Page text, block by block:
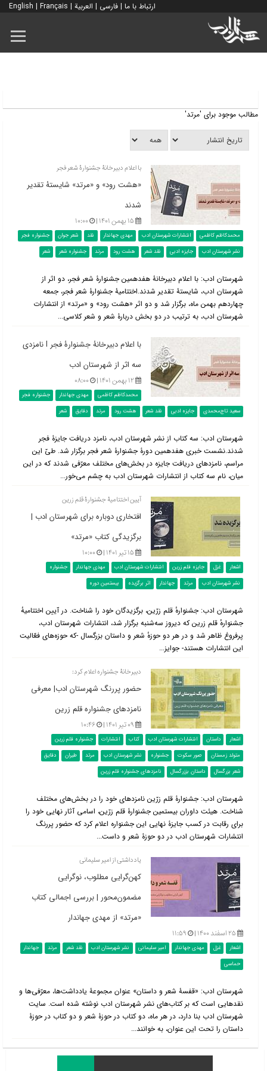
ارتباط با ما | فارسی | العربية |
English | Français
مطالب موجود برای 'مرتد'
با اعلام دبیرخانۀ جشنوارۀ شعر فجر
«هشت رود» و «مرتد» شایستۀ تقدیر
شدند
۱۵ بهمن ۱۴۰۱ | ۱۰:۰۰
محمدکاظم کاظمی انتشارات شهرستان ادب مهدی جهاندار نقد شعر جوان
جشنواره فجر
نشر شهرستان ادب
جایزه ادبی نقد شعر هشت رود مرتد جشنواره شعر شعر
شهرستان ادب: با اعلام دبیرخانۀ هفدهمین جشنوارۀ شعر فجر، دو اثر از
شهرستان ادب، شایستۀ تقدیر شدند.اختتامیۀ جشنوارۀ شعر فجر، جمعه
چهاردهم بهمن ماه، برگزار شد و دو اثر «هشت رود» و «مرتد» از انتشارات
شهرستان ادب، به ترتیب در دو بخش دربارۀ شعر و شعر کلاسی...
با اعلام دبیرخانۀ جشنوارۀ فجر l نامزدی
سه اثر از شهرستان ادب
۱۲ بهمن ۱۴۰۱ | ۰۸:۰۰
محمدکاظم کاظمی مهدی جهاندار
جشنواره فجر
سعید تاج‌محمدی
جایزه ادبی نقد شعر هشت رود مرتد دقایق شعر
شهرستان ادب: سه کتاب از نشر شهرستان ادب، نامزد دریافت جایزۀ فجر
شدند.نشست خبری هفدهمین دورۀ جشنوارۀ شعر فجر برگزار شد. طیّ این
مراسم، نامزدهای دریافت جایزه در بخش‌های مختلف معرّفی شدند که در این
میان، نام سه کتاب از انتشارات شهرستان ادب به چشم می‌خور...
آیین اختتامیۀ جشنوارۀ قلم زرین
افتخاری دوباره برای شهرستان ادب |
برگزیدگی کتاب «مرتد»
۱۵ تیر ۱۴۰۱ | ۱۰:۰۰
اشعار غزل جایزه قلم زرین انتشارات شهرستان ادب مهدی جهاندار
جشنواره
نشر شهرستان ادب
مرتد جهاندار اثر برگزیده بیستمین دوره
شهرستان ادب: جشنوارهٔ قلم زرّین، برگزیدگان خود را شناخت. در آیین اختتامیهٔ
جشنوارهٔ قلم زرین که دیروز سه‌شنبه برگزار شد، انتشارات شهرستان ادب،
پرفروغ ظاهر شد و در هر دو حوزهٔ شعر و داستان بزرگسال -که حوزه‌های فعّالیت
این انتشارات هستند- جوایز...
دبیرخانۀ جشنواره اعلام کرد:
حضور پررنگ شهرستان ادب| معرفی
نامزدهای جشنواره قلم زرین
۰۹ تیر ۱۴۰۱ | ۱۰:۴۶
اشعار داستان انتشارات شهرستان ادب کتاب انتشارات
جشنواره قلم زرین
متولد زمستان
صور سکوت جشنواره نشر شهرستان ادب مرتد طیران
دقایق
شعر بزرگسال
داستان بززرگسال نامزدهای جشنواره قلم زرین
شهرستان ادب: جشنوارۀ قلم زرّین نامزدهای خود را در بخش‌های مختلف
شناخت. هیئت داوران بیستمین جشنوارۀ قلم زرّین، اسامی آثار نهایی خود را
برای رقابت در کسب جایزۀ نهایی این جشنواره اعلام کرد که حضور پررنگ
انتشارات شهرستان ادب در دو حوزۀ شعر و داست...
یادداشتی از امیر سلیمانی
کهن‌گرایی مطلوب، نوگرایی
مضمون‌محور | بررسی اجمالی کتاب
«مرتد» از مهدی جهاندار
۲۵ اسفند ۱۴۰۰ | ۱۱:۵۹
اشعار غزل مهدی جهاندار امیر سلیمانی نشر شهرستان ادب نقد شعر مرتد
جهاندار
حماسی
شهرستان ادب: «قفسۀ شعر و داستان» عنوان مجموعۀ یادداشت‌ها، معرّفی‌ها و
نقدهایی است که بر کتاب‌های نشر شهرستان ادب نوشته شده است. سایت
شهرستان ادب بنا دارد، در هر ماه، دو کتاب در حوزۀ شعر و دو کتاب در حوزۀ
داستان را تحت این عنوان، به خوانند...